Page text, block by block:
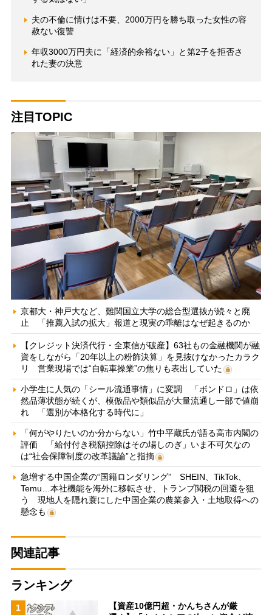
夫の不倫に情けは不要、2000万円を勝ち取った女性の容
赦ない復讐
年収3000万円夫に「経済的余裕ない」と第2子を拒否さ
れた妻の決意
注目TOPIC
京都大・神戸大など、難関国立大学の総合型選抜が続々と廃
止 「推薦入試の拡大」報道と現実の乖離はなぜ起きるのか
【クレジット決済代行・全東信が破産】63社もの金融機関が融
資をしながら「20年以上の粉飾決算」を見抜けなかったカラク
リ 営業現場では“自転車操業”の焦りも表出していた
小学生に人気の「シール流通事情」に変調 「ボンドロ」は依
然品薄状態が続くが、模倣品や類似品が大量流通し一部で値崩
れ 「選別が本格化する時代に」
「何がやりたいのか分からない」竹中平蔵氏が語る高市内閣の
評価 「給付付き税額控除はその場しのぎ」いま不可欠なの
は“社会保障制度の改革議論”と指摘
急増する中国企業の“国籍ロンダリング” SHEIN、TikTok、
Temu…本社機能を海外に移転させ、トランプ関税の回避を狙
う 現地人を隠れ蓑にした中国企業の農業参入・土地取得への
懸念も
関連記事
ランキング
1
【資産10億円超・かんちさんが厳